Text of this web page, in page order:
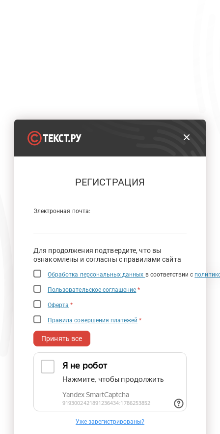
РЕГИСТРАЦИЯ
Электронная почта:
Для продолжения подтвердите, что вы
ознакомлены и согласны с правилами сайта
Обработка персональных данных в соответствии с
Пользовательское соглашение *
Оферта *
Правила совершения платежей *
Принять все
Уже зарегистрированы?